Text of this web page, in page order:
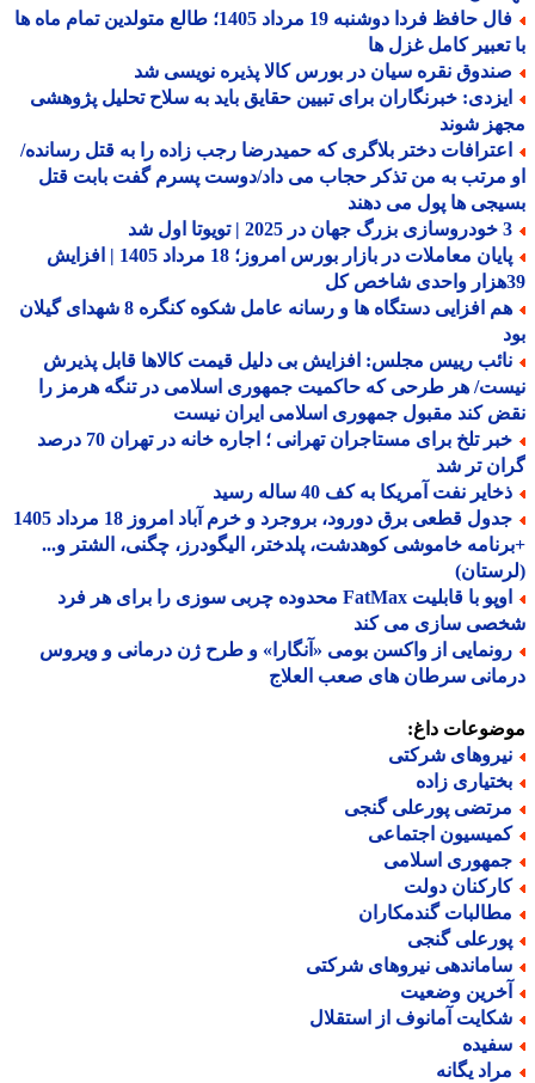
فال حافظ فردا دوشنبه 19 مرداد 1405؛ طالع متولدین تمام ماه ها
کامل غزل ها
نقره سیان در بورس کالا پذیره نویسی شد
خبرنگاران برای تبیین حقایق باید به سلاح تحلیل پژوهشی
شوند
دختر بلاگری که حمیدرضا رجب زاده را به قتل رسانده/
مرتب به من تذکر حجاب می داد/دوست پسرم گفت بابت قتل
ها پول می دهند
پایان معاملات در بازار بورس امروز؛ 18 مرداد 1405 | افزایش
هم افزایی دستگاه ها و رسانه عامل شکوه کنگره 8 شهدای گیلان
رییس مجلس: افزایش بی دلیل قیمت کالاها قابل پذیرش
هر طرحی که حاکمیت جمهوری اسلامی در تنگه هرمز را
کند مقبول جمهوری اسلامی ایران نیست
خبر تلخ برای مستاجران تهرانی ؛ اجاره خانه در تهران 70 درصد
تر شد
نفت آمریکا به کف 40 ساله رسید
جدول قطعی برق دورود، بروجرد و خرم آباد امروز 18 مرداد 1405
خاموشی کوهدشت، پلدختر، الیگودرز، چگنی، الشتر و...
اوپو با قابلیت FatMax محدوده چربی سوزی را برای هر فرد
سازی می کند
از واکسن بومی «آنگارا» و طرح ژن درمانی و ویروس
سرطان های صعب العلاج
داغ:
شرکتی
زاده
پورعلی گنجی
اجتماعی
اسلامی
دولت
گندمکاران
گنجی
نیروهای شرکتی
وضعیت
آمانوف از استقلال
یگانه